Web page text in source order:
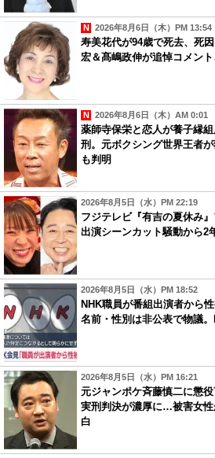
2026年8月6日（木）PM 13:54
寿美花代が94歳で死去、死
宏＆髙嶋政伸が追悼コメン
2026年8月6日（木）AM 0:01
薬師寺保栄と恋人が養子縁
刑。元ボクシング世界王者
も判明
2026年8月5日（水）PM 22:19
フジテレビ『有吉の夏休み
出演シーンカット騒動から2
2026年8月5日（水）PM 18:52
NHK職員が番組出演者から
名前・性別は非公表で物議
2026年8月5日（水）PM 16:21
元ジャンポケ斉藤慎二に懲
実刑判決が濃厚に…被害女
白